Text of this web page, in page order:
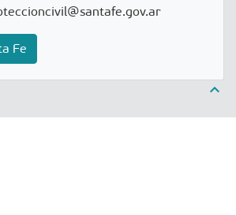
Fe
keyboard_arrow_up